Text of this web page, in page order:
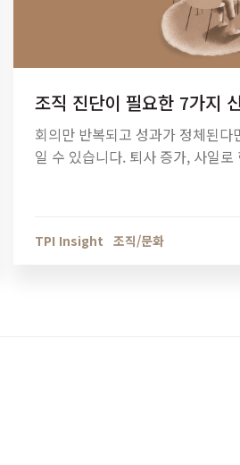
조직 진단이 필요한 7가지
회의만 반복되고 성과가 정체된다
일 수 있습니다. 퇴사 증가, 사일로
TPI Insight 조직/문화